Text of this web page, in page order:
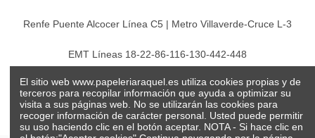
Renfe Puente Alcocer Línea C5 | Metro Villaverde-Cruce L-3
EMT Líneas 18-22-86-116-130-442-448
Todos los precios son indicados con impuestos incluidos
El sitio web www.papeleriaraquel.es utiliza cookies propias y de
terceros para recopilar información que ayuda a optimizar su
visita a sus páginas web. No se utilizarán las cookies para
recoger información de carácter personal. Usted puede permitir
su uso haciendo clic en el botón aceptar. NOTA - Si hace clic en